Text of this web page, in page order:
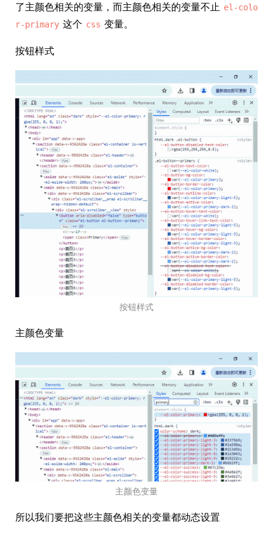
了主颜色相关的变量，而主颜色相关的变量不止 el-colo
r-primary 这个 css 变量。
按钮样式
按钮样式
主颜色变量
主颜色变量
所以我们要把这些主颜色相关的变量都动态设置